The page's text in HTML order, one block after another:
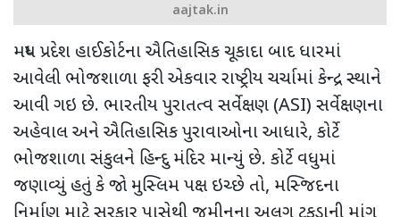
aajtak.in
મધ્ય પ્રદેશ હાઈકોર્ટના ઐતિહાસિક ચૂકાદા બાદ ધારમાં
આવેલી ભોજશાળા ફરી એકવાર રાષ્ટ્રીય ચર્ચામાં કેન્દ્ર સ્થાને
આવી ગઇ છે. ભારતીય પુરાતત્વ સર્વેક્ષણ (ASI) સર્વેક્ષણના
અહેવાલ અને ઐતિહાસિક પુરાવાઓના આધારે, કોર્ટે
ભોજશાળા સંકુલને હિન્દુ મંદિર માન્યું છે. કોર્ટે વધુમાં
જણાવ્યું હતું કે જો મુસ્લિમ પક્ષ ઇચ્છે તો, મસ્જિદના